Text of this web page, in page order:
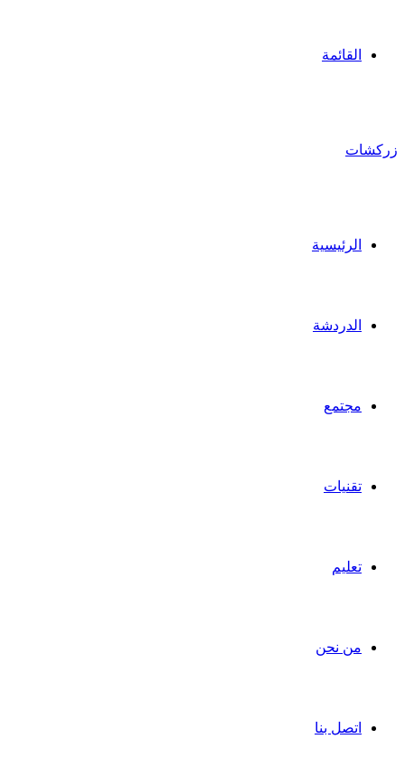
القائمة
زركشات
الرئيسية
الدردشة
مجتمع
تقنيات
تعليم
من نحن
اتصل بنا